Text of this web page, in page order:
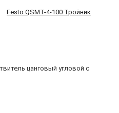
Festo QSMT-4-100 Тройник